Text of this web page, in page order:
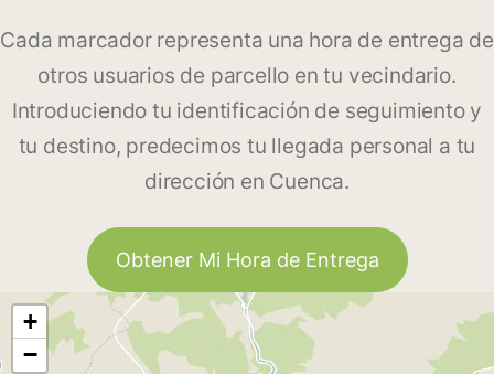
Cada marcador representa una hora de entrega de
otros usuarios de parcello en tu vecindario.
Introduciendo tu identificación de seguimiento y
tu destino, predecimos tu llegada personal a tu
dirección en Cuenca.
Obtener Mi Hora de Entrega
+
−